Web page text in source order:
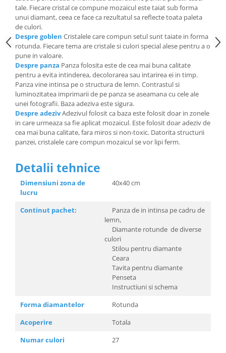
tale. Fiecare cristal ce compune mozaicul este taiat sub forma
unui diamant, ceea ce face ca rezultatul sa reflecte toata paleta
de culori.
Despre goblen Cristalele care compun setul sunt taiate in forma
rotunda. Fiecare tema are cristale si culori special alese pentru a o
pune in valoare.
Despre panza Panza folosita este de cea mai buna calitate
pentru a evita intinderea, decolorarea sau intarirea ei in timp.
Panza vine intinsa pe o structura de lemn. Contrastul si
luminozitatea imprimarii de pe panza se aseamana cu cele ale
unei fotografii. Baza adeziva este sigura.
Despre adezivAdezivul folosit ca baza este folosit doar in zonele
in care urmeaza sa fie aplicat mozaicul. Este folosit doar adeziv de
cea mai buna calitate, fara miros si non-toxic. Datorita structurii
panzei, cristalele care compun mozaicul se vor lipi ferm.
Detalii tehnice
Dimensiuni zona de
lucru
40x40 cm
Continut pachet:
Panza de in intinsa pe cadru de
lemn,
Diamante rotunde de diverse
culori
Stilou pentru diamante
Ceara
Tavita pentru diamante
Penseta
Instructiuni si schema
Forma diamantelor
Rotunda
Acoperire
Totala
Numar culori
27